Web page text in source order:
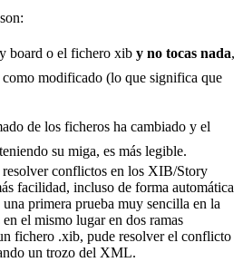
board o el fichero xib y no tocas nada,
modificado (lo que significa que
de los ficheros ha cambiado y el
su miga, es más legible.
resolver conflictos en los XIB/Story
facilidad, incluso de forma automática
primera prueba muy sencilla en la
el mismo lugar en dos ramas
fichero .xib, pude resolver el conflicto
un trozo del XML.